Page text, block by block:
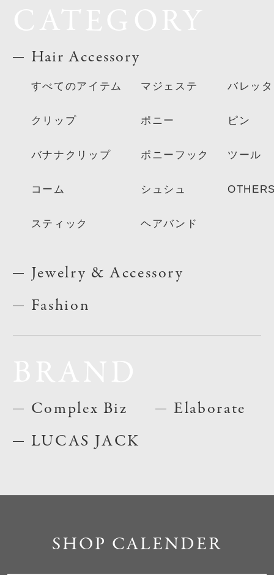
Hair Accessory
すべてのアイテム
クリップ
バナナクリップ
コーム
スティック
マジェステ
ポニー
ポニーフック
シュシュ
ヘアバンド
バレッタ
ピン
ツール
Jewelry & Accessory
Fashion
Complex Biz
LUCAS JACK
Elaborate
SHOP CALENDER